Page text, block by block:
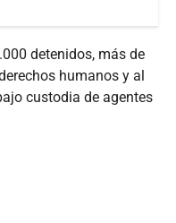
detenidos, más de
humanos y al
custodia de agentes